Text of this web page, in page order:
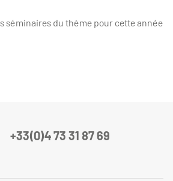
séminaires du thème pour cette année
+33(0)4 73 31 87 69